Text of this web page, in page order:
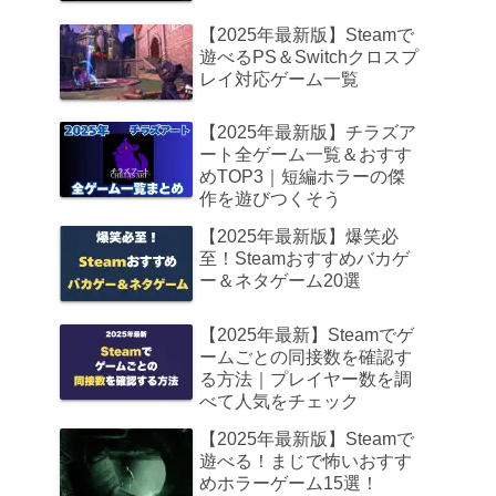
【2025年最新版】Steamで
遊べるPS＆Switchクロスプ
レイ対応ゲーム一覧
【2025年最新版】チラズア
ート全ゲーム一覧＆おすす
めTOP3｜短編ホラーの傑
作を遊びつくそう
【2025年最新版】爆笑必
至！Steamおすすめバカゲ
ー＆ネタゲーム20選
【2025年最新】Steamでゲ
ームごとの同接数を確認す
る方法｜プレイヤー数を調
べて人気をチェック
【2025年最新版】Steamで
遊べる！まじで怖いおすす
めホラーゲーム15選！